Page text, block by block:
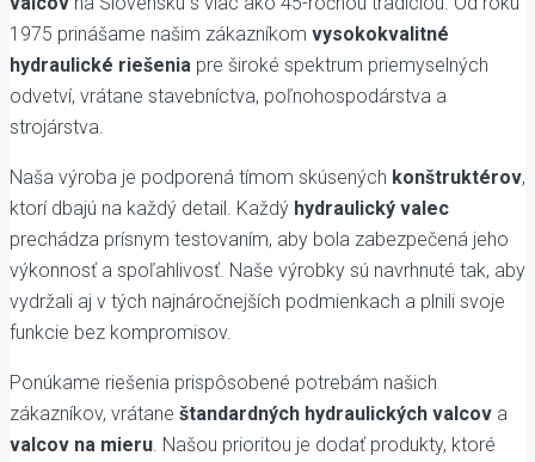
1975 prinášame našim zákazníkom vysokokvalitné
hydraulické riešenia pre široké spektrum priemyselných
odvetví, vrátane stavebníctva, poľnohospodárstva a
strojárstva.
Naša výroba je podporená tímom skúsených konštruktérov,
ktorí dbajú na každý detail. Každý hydraulický valec
prechádza prísnym testovaním, aby bola zabezpečená jeho
výkonnosť a spoľahlivosť. Naše výrobky sú navrhnuté tak, aby
vydržali aj v tých najnáročnejších podmienkach a plnili svoje
funkcie bez kompromisov.
Ponúkame riešenia prispôsobené potrebám našich
zákazníkov, vrátane štandardných hydraulických valcov a
valcov na mieru . Našou prioritou je dodať produkty, ktoré